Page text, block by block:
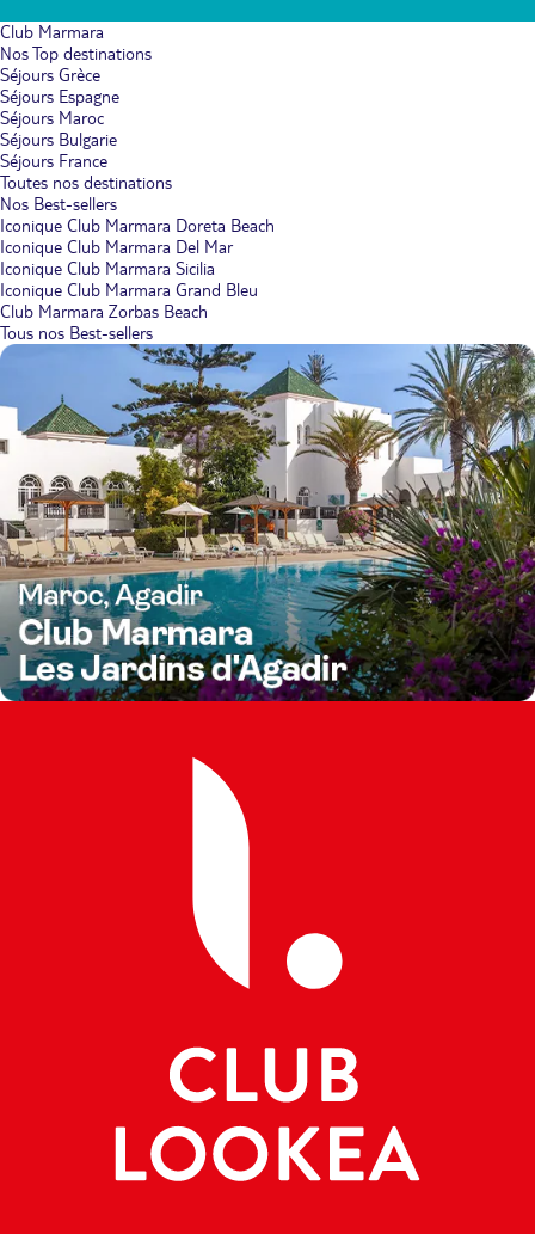
Club Marmara
Nos Top destinations
Séjours Grèce
Séjours Espagne
Séjours Maroc
Séjours Bulgarie
Séjours France
Toutes nos destinations
Nos Best-sellers
Iconique Club Marmara Doreta Beach
Iconique Club Marmara Del Mar
Iconique Club Marmara Sicilia
Iconique Club Marmara Grand Bleu
Club Marmara Zorbas Beach
Tous nos Best-sellers